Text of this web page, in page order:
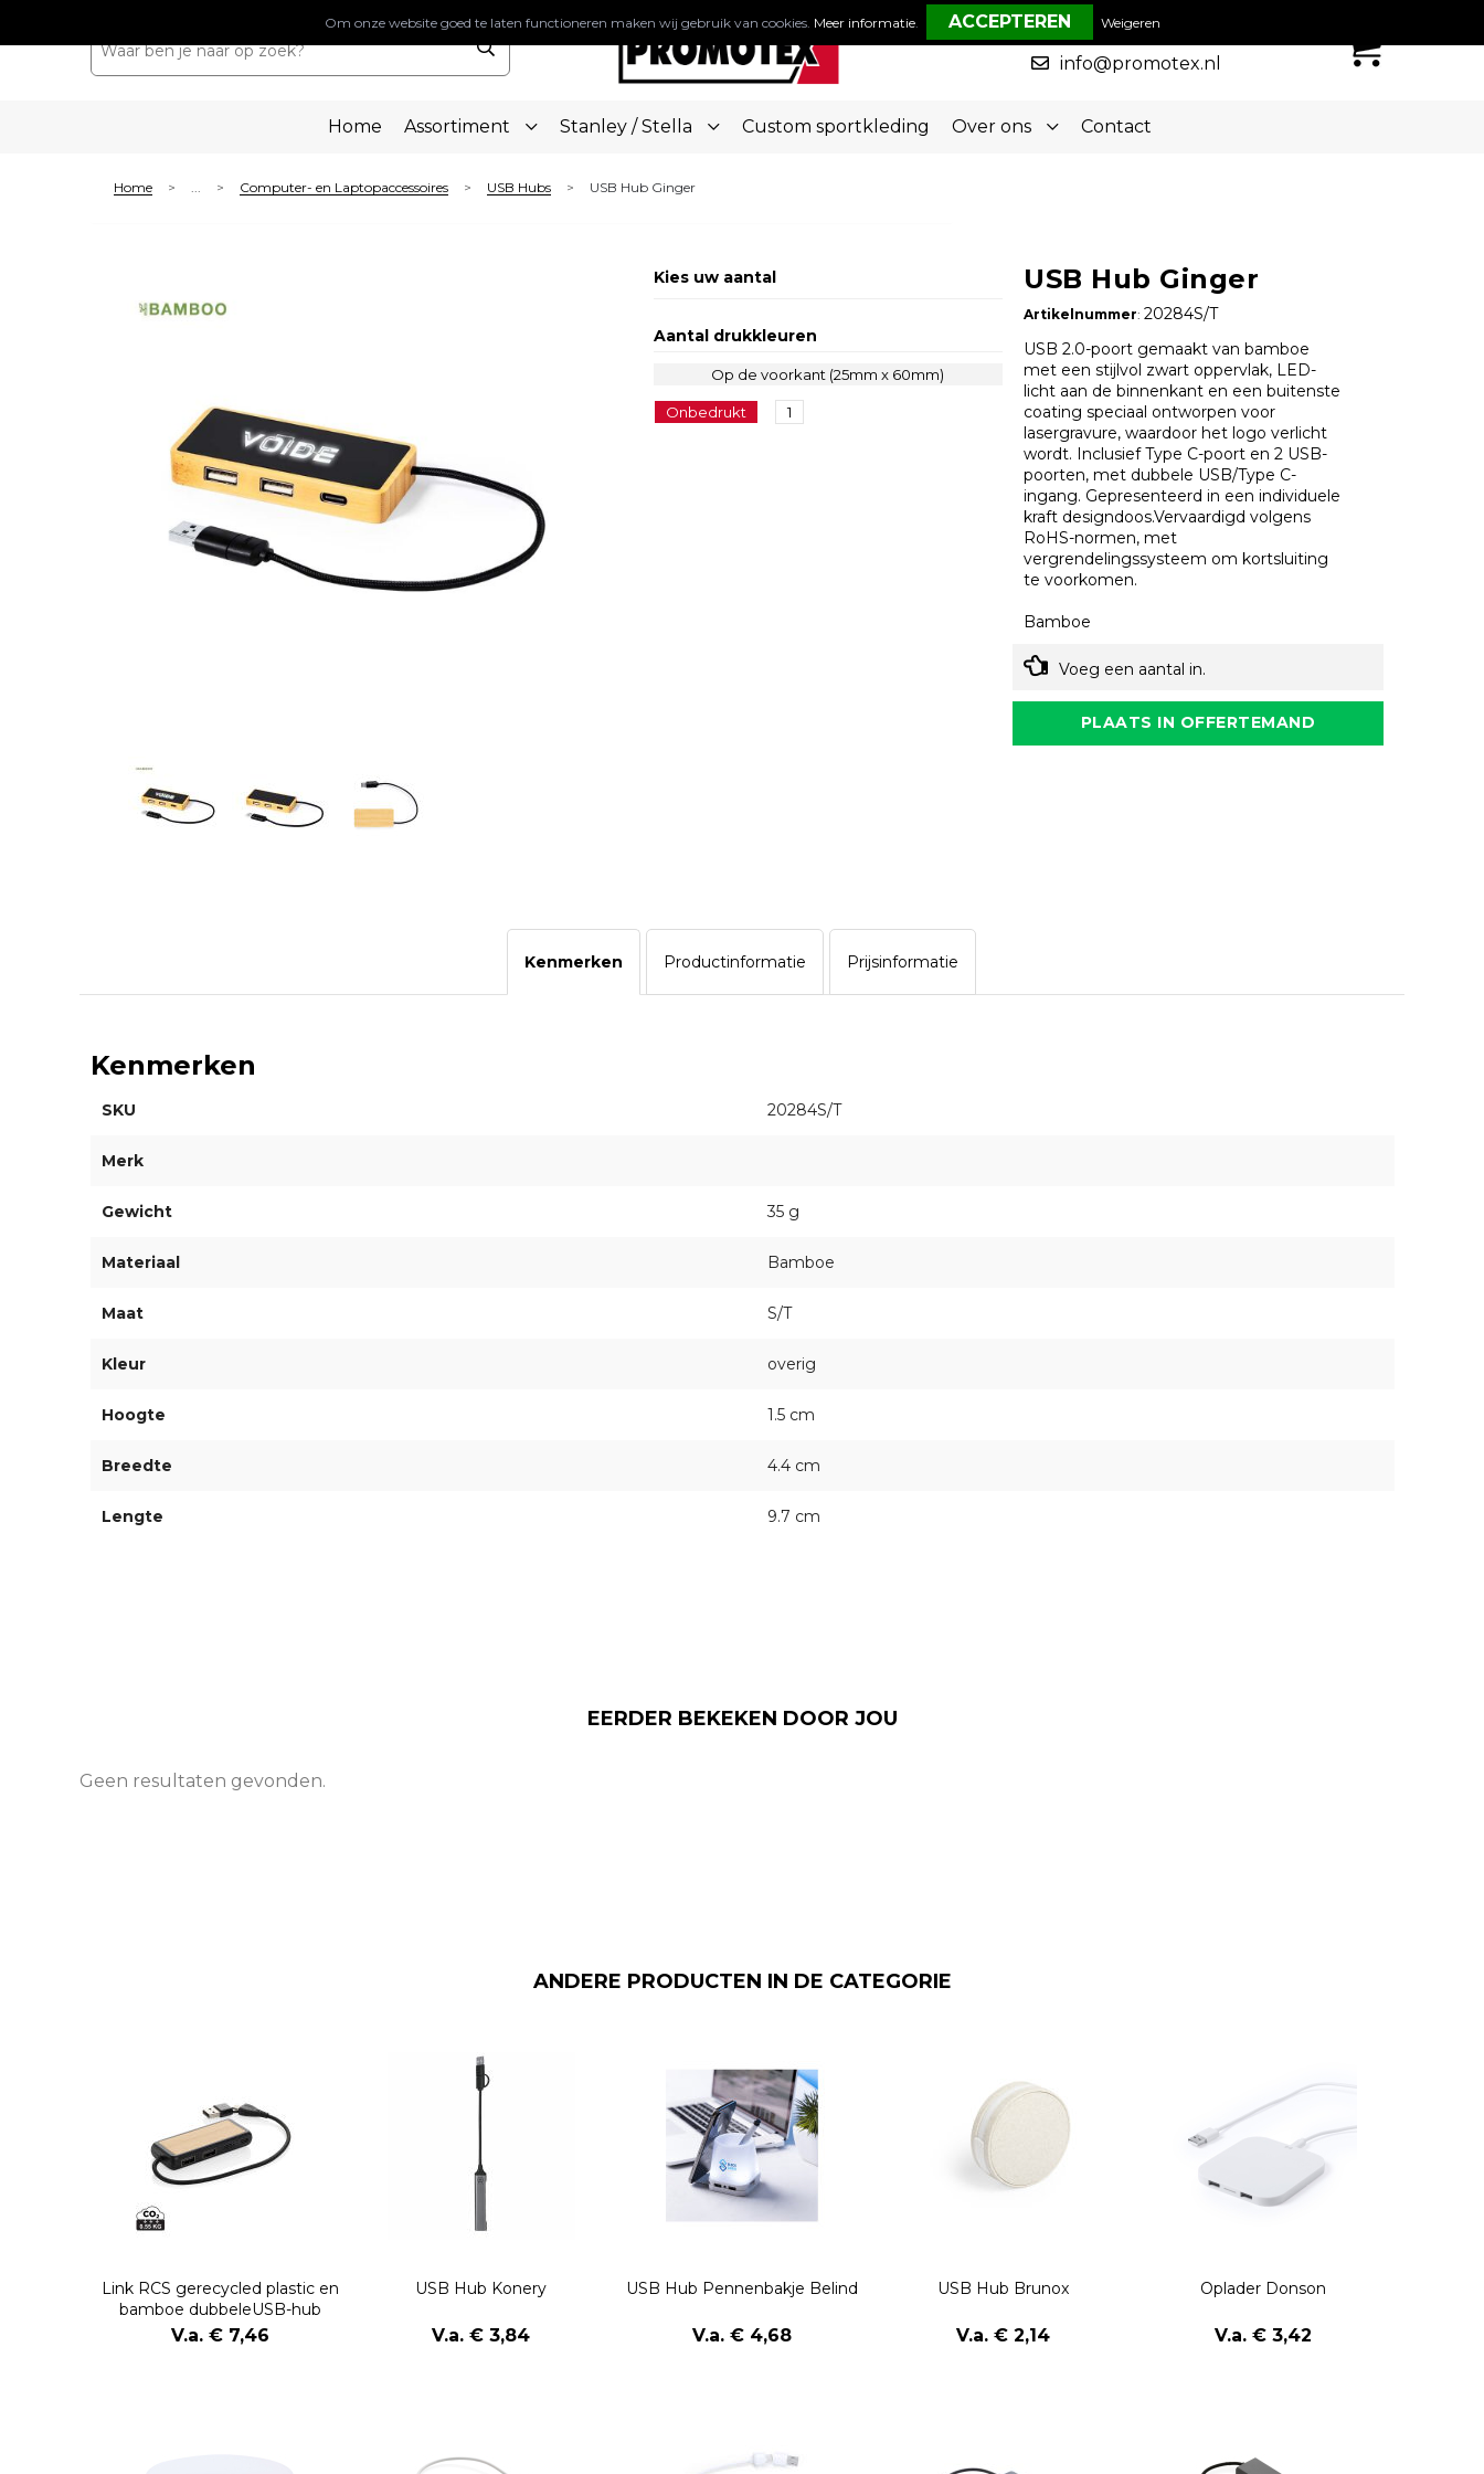
050-5773636
info@promotex.nl
Home Assortiment Stanley / Stella Custom sportkleding Over ons Contact
Home > ... > Computer- en Laptopaccessoires > USB Hubs > USB Hub Ginger
Kies uw aantal
Aantal drukkleuren
Op de voorkant (25mm x 60mm)
Onbedrukt 1
USB Hub Ginger
Artikelnummer: 20284S/T
USB 2.0-poort gemaakt van bamboe
met een stijlvol zwart oppervlak, LED-
licht aan de binnenkant en een buitenste
coating speciaal ontworpen voor
lasergravure, waardoor het logo verlicht
wordt. Inclusief Type C-poort en 2 USB-
poorten, met dubbele USB/Type C-
ingang. Gepresenteerd in een individuele
kraft designdoos.Vervaardigd volgens
RoHS-normen, met
vergrendelingssysteem om kortsluiting
te voorkomen.
Bamboe
Voeg een aantal in.
PLAATS IN OFFERTEMAND
Kenmerken Productinformatie Prijsinformatie
Kenmerken
SKU 20284S/T
Merk
Gewicht 35 g
Materiaal Bamboe
Maat S/T
Kleur overig
Hoogte 1.5 cm
Breedte 4.4 cm
Lengte 9.7 cm
EERDER BEKEKEN DOOR JOU
Geen resultaten gevonden.
ANDERE PRODUCTEN IN DE CATEGORIE
Link RCS gerecycled plastic en
bamboe dubbeleUSB-hub
V.a. € 7,46
USB Hub Konery
V.a. € 3,84
USB Hub Pennenbakje Belind
V.a. € 4,68
USB Hub Brunox
V.a. € 2,14
Oplader Donson
V.a. € 3,42
Om onze website goed te laten functioneren maken wij gebruik van cookies. Meer informatie. Weigeren